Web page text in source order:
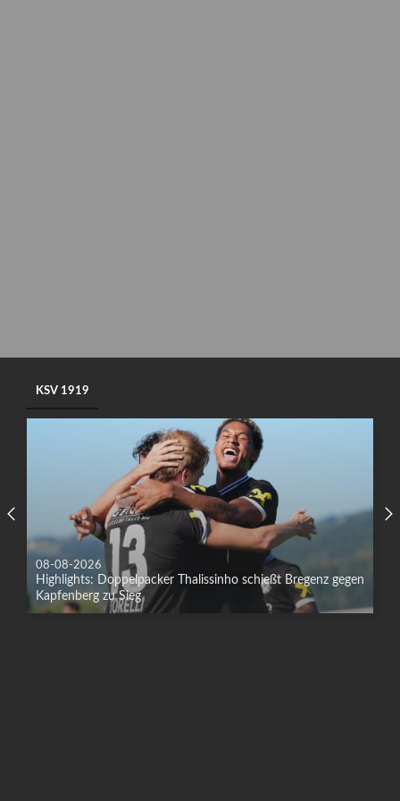
KSV 1919
08-08-2026
Highlights: Doppelpacker Thalissinho schießt Bregenz gegen
Kapfenberg zu Sieg